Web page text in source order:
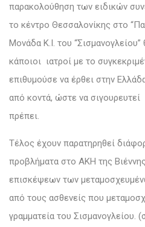
παρακολούθηση των ειδικών
το κέντρο Θεσσαλονίκης στο
Μονάδα Κ.Ι. του
κάποιοι ιατροί με το
επιθυμούσε να έρθει στην
από κοντά, ώστε να σιγουρευτεί
πρέπει.
Τέλος έχουν παρατηρηθεί
προβλήματα στο ΑΚΗ της
επισκέψεων των
από τους ασθενείς που
γραμματεία του Σισμανογλείου.